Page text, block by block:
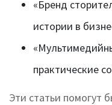
«Бренд
истории в
практические
Эти статьи помогут